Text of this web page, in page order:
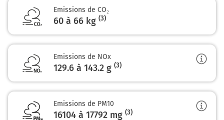
A6b
E15
A86
A1
LILLE
RUNGIS
ORLY
L'Aquitaine
281 km
Emissions de CO₂
60 à 66 kg (3)
Emissions de NOx
129.6 à 143.2 g (3)
Emissions de PM10
16104 à 17792 mg (3)